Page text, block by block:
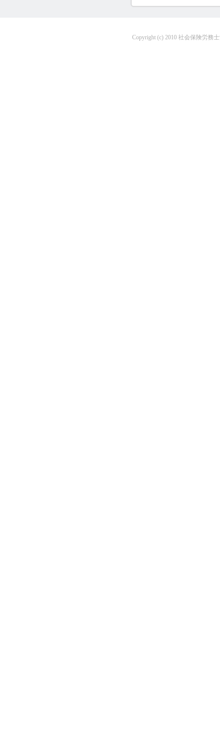
Copyright (c) 2010 社会保険労務